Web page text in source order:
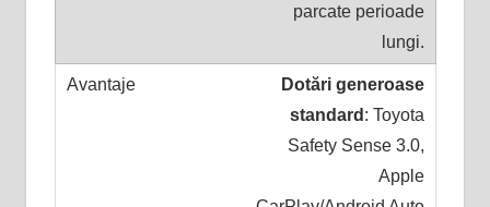
parcate perioade
lungi.
Dotări generoase
standard : Toyota
Safety Sense 3.0,
Apple